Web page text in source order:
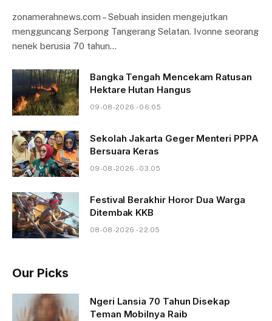
zonamerahnews.com – Sebuah insiden mengejutkan
mengguncang Serpong Tangerang Selatan. Ivonne seorang
nenek berusia 70 tahun…
Bangka Tengah Mencekam Ratusan
Hektare Hutan Hangus
09-08-2026 - 06.05
Sekolah Jakarta Geger Menteri PPPA
Bersuara Keras
09-08-2026 - 03.05
Festival Berakhir Horor Dua Warga
Ditembak KKB
08-08-2026 - 22.05
Our Picks
Ngeri Lansia 70 Tahun Disekap
Teman Mobilnya Raib